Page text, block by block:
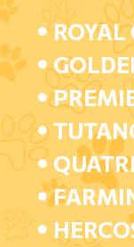
ROYAL